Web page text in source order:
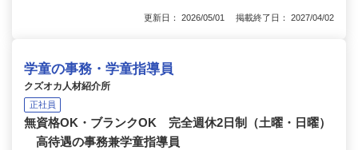
更新日： 2026/05/01 掲載終了日： 2027/04/02
学童の事務・学童指導員
クズオカ人材紹介所
正社員
無資格OK・ブランクOK 完全週休2日制（土曜・日曜）
高待遇の事務兼学童指導員